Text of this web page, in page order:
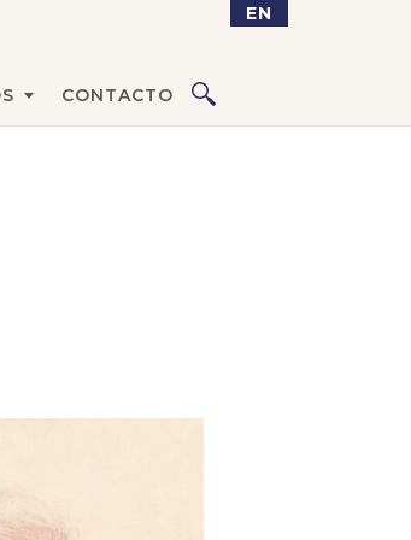
CONTACTO
EN